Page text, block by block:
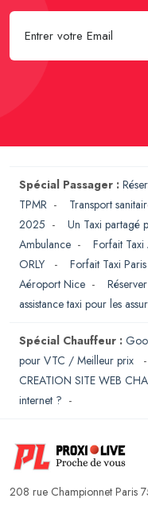
Spécial Passager :
TPMR - Transport
2025 - Un Taxi partagé
Ambulance - Forfait
ORLY
- Forfait Taxi
Aéroport Nice -
assistance taxi pour les
Spécial Chauffeur :
pour VTC / Meilleur prix
CREATION SITE WEB
internet ? -
208 rue Championnet Paris